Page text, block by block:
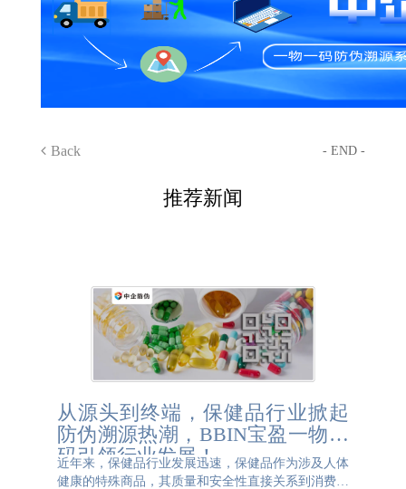
Back - END -
推荐新闻
从源头到终端，保健品行业掀起
防伪溯源热潮，BBIN宝盈一物一
码引领行业发展！
近年来，保健品行业发展迅速，保健品作为涉及人体
健康的特殊商品，其质量和安全性直接关系到消费者